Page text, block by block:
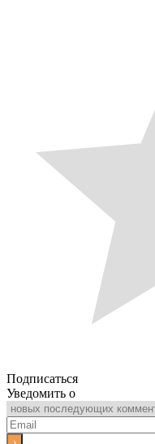
Подписаться
Уведомить о